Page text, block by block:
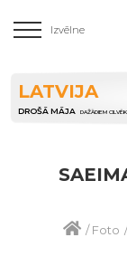
Izvēlne
LATVIJA
DROŠĀ MĀJA DAŽĀDIEM
/Foto